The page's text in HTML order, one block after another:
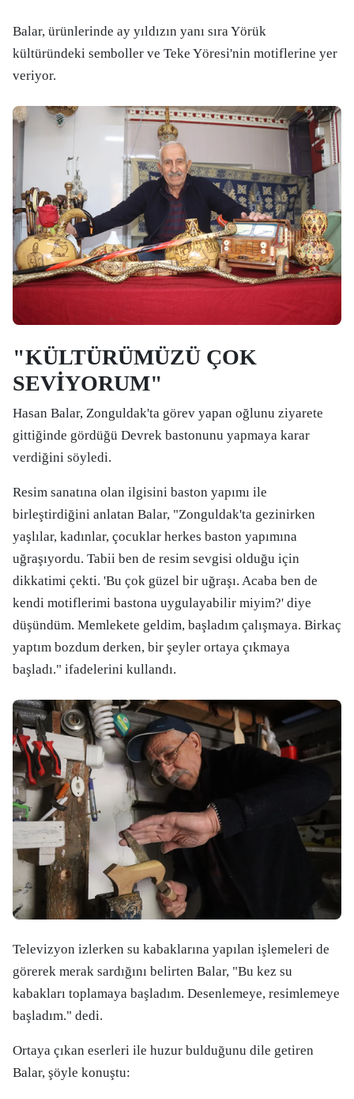
Balar, ürünlerinde ay yıldızın yanı sıra Yörük
kültüründeki semboller ve Teke Yöresi'nin motiflerine yer
veriyor.
"KÜLTÜRÜMÜZÜ ÇOK
SEVİYORUM"
Hasan Balar, Zonguldak'ta görev yapan oğlunu ziyarete
gittiğinde gördüğü Devrek bastonunu yapmaya karar
verdiğini söyledi.
Resim sanatına olan ilgisini baston yapımı ile
birleştirdiğini anlatan Balar, "Zonguldak'ta gezinirken
yaşlılar, kadınlar, çocuklar herkes baston yapımına
uğraşıyordu. Tabii ben de resim sevgisi olduğu için
dikkatimi çekti. 'Bu çok güzel bir uğraşı. Acaba ben de
kendi motiflerimi bastona uygulayabilir miyim?' diye
düşündüm. Memlekete geldim, başladım çalışmaya. Birkaç
yaptım bozdum derken, bir şeyler ortaya çıkmaya
başladı." ifadelerini kullandı.
Televizyon izlerken su kabaklarına yapılan işlemeleri de
görerek merak sardığını belirten Balar, "Bu kez su
kabakları toplamaya başladım. Desenlemeye, resimlemeye
başladım." dedi.
Ortaya çıkan eserleri ile huzur bulduğunu dile getiren
Balar, şöyle konuştu: